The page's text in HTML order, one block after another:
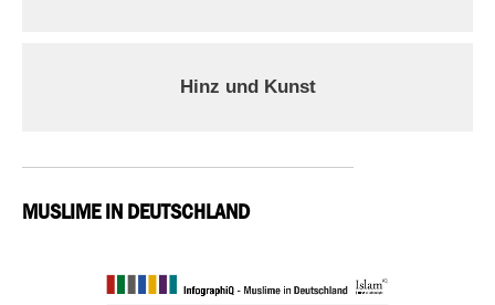
Hinz und Kunst
MUSLIME IN DEUTSCHLAND